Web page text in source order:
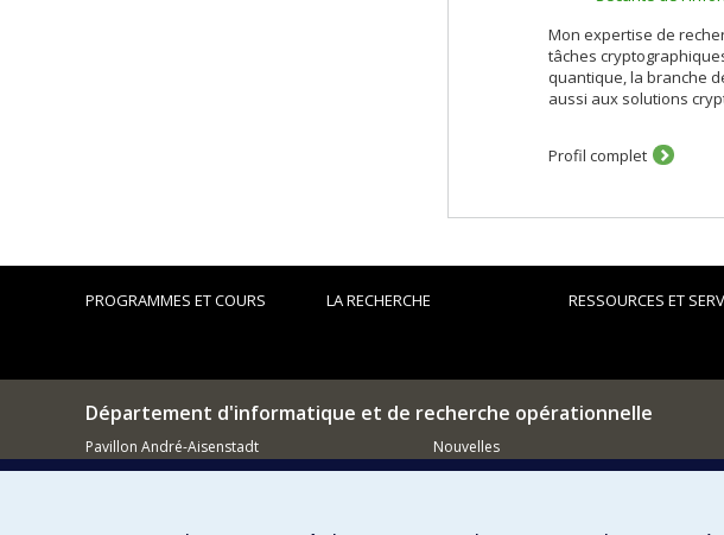
Mon expertise de
tâches
quantique, la branche
aussi aux solutions
Profil complet
PROGRAMMES ET COURS LA RECHERCHE RESSOURCES ET
Département d'informatique et de recherche opérationnelle
Pavillon André-Aisenstadt
2920, chemin de la Tour
Nouvelles